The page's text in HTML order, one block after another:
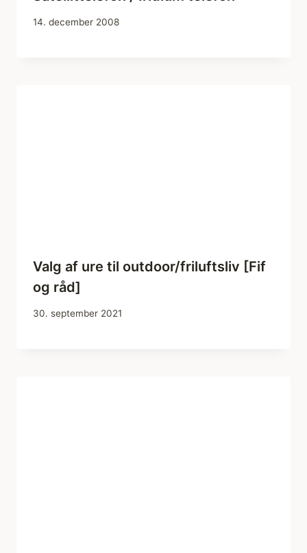
14. december 2008
Valg af ure til outdoor/friluftsliv [Fif
og råd]
30. september 2021